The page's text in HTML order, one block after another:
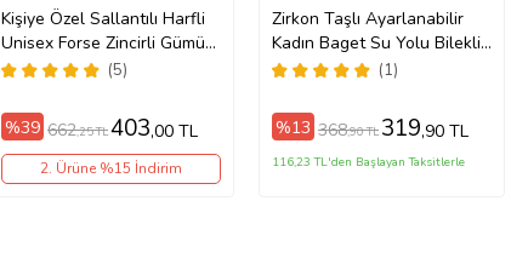
Kişiye Özel Sallantılı Harfli
Unisex Forse Zincirli Gümüş
Renk Çift Bilekliği eck09c
(5)
%39 662,25 TL403,00 TL
2. Ürüne %15 İndirim
Zirkon Taşlı Ayarlanabilir
Kadın Baget Su Yolu Bileklik
(Gold)
(1)
%13 368,90 TL 319,90 TL
116,23 TL'den Başlayan Taksitlerle